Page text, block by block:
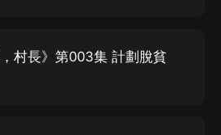
，村長》第003集 計劃脫貧